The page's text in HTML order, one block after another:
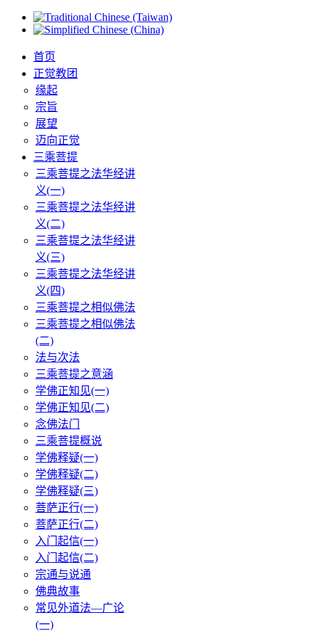
首页
正觉教团
缘起
宗旨
展望
迈向正觉
三乘菩提
三乘菩提之法华经讲
义(一)
三乘菩提之法华经讲
义(二)
三乘菩提之法华经讲
义(三)
三乘菩提之法华经讲
义(四)
三乘菩提之相似佛法
三乘菩提之相似佛法
(二)
法与次法
三乘菩提之意涵
学佛正知见(一)
学佛正知见(二)
念佛法门
三乘菩提概说
学佛释疑(一)
学佛释疑(二)
学佛释疑(三)
菩萨正行(一)
菩萨正行(二)
入门起信(一)
入门起信(二)
宗通与说通
佛典故事
常见外道法—广论
(一)